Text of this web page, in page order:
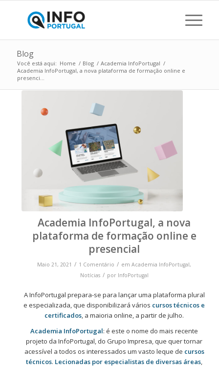
Blog
Você está aqui: Home / Blog / Academia InfoPortugal /
Academia InfoPortugal, a nova plataforma de formação online e
presenci...
Academia InfoPortugal, a nova
plataforma de formação online e
presencial
Maio 21, 2021 / 1 Comentário / emAcademia InfoPortugal,
Notícias / por InfoPortugal
A InfoPortugal prepara-se para lançar uma plataforma plural
e especializada, que disponibilizará vários cursos técnicos e
certificados, a maioria online, a partir de julho.
Academia InfoPortugal: é este o nome do mais recente
projeto da InfoPortugal, do Grupo Impresa, que quer tornar
acessível a todos os interessados um vasto leque de cursos
técnicos. Lecionadas por especialistas de diversas áreas,